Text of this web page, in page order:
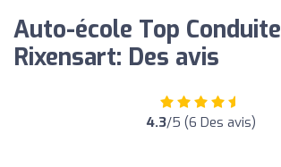
Auto-école Top Conduite
Rixensart: Des avis
4.3/5 (6 Des avis)